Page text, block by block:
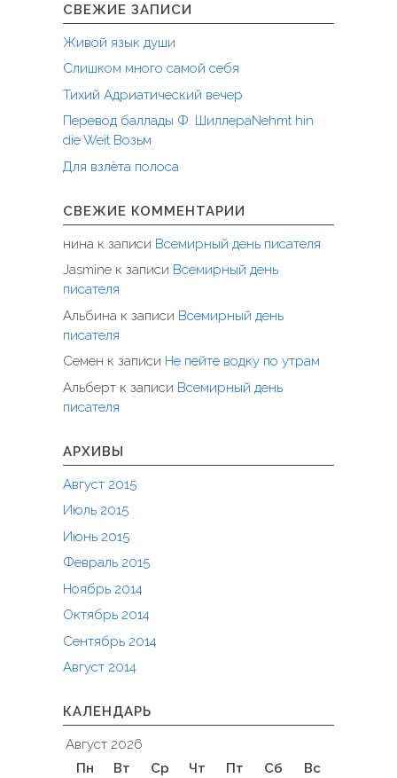
СВЕЖИЕ ЗАПИСИ
Живой язык души
Слишком много самой себя
Тихий Адриатический вечер
Перевод баллады Ф. ШиллераNehmt hin
die Weit Возьм
Для взлёта полоса
СВЕЖИЕ КОММЕНТАРИИ
нина к записи Всемирный день писателя
Jasmine к записи Всемирный день
писателя
Альбина к записи Всемирный день
писателя
Семен к записи Не пейте водку по утрам
Альберт к записи Всемирный день
писателя
АРХИВЫ
Август 2015
Июль 2015
Июнь 2015
Февраль 2015
Ноябрь 2014
Октябрь 2014
Сентябрь 2014
Август 2014
КАЛЕНДАРЬ
Август 2026
Пн
Вт Ср Чт Пт Сб Вс